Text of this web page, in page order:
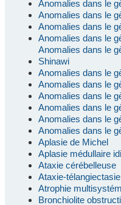
Anomalies dans le
Anomalies dans le
Anomalies dans le
Anomalies dans le
Anomalies dans le
Shinawi
Anomalies dans le
Anomalies dans le
Anomalies dans le
Anomalies dans le
Anomalies dans le
Anomalies dans le
Aplasie de Michel
Aplasie médullaire
Ataxie cérébelleuse
Ataxie-télangiectasie
Atrophie
Bronchiolite